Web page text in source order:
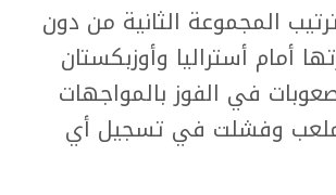
المجموعة الثانية من دون
أمام أستراليا وأوزبكستان
في الفوز بالمواجهات
وفشلت في تسجيل أي